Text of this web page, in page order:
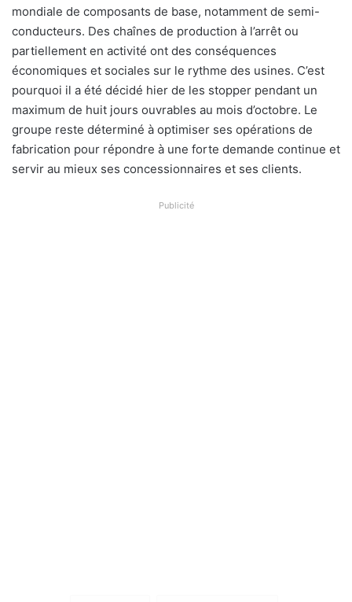
mondiale de composants de base, notamment de semi-
conducteurs. Des chaînes de production à l’arrêt ou
partiellement en activité ont des conséquences
économiques et sociales sur le rythme des usines. C’est
pourquoi il a été décidé hier de les stopper pendant un
maximum de huit jours ouvrables au mois d’octobre. Le
groupe reste déterminé à optimiser ses opérations de
fabrication pour répondre à une forte demande continue et
servir au mieux ses concessionnaires et ses clients.
Publicité